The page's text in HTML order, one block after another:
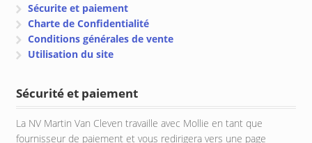
Sécurite et paiement
Charte de Confidentialité
Conditions générales de vente
Utilisation du site
Sécurité et paiement
La NV Martin Van Cleven travaille avec Mollie en tant que
fournisseur de paiement et vous redirigera vers une page